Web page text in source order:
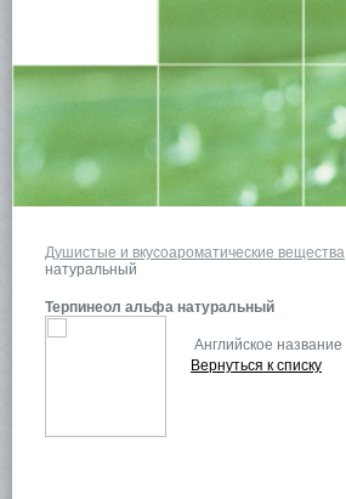
Душистые и вкусоароматические вещества
натуральный
Терпинеол альфа натуральный
Английское название
Вернуться к списку